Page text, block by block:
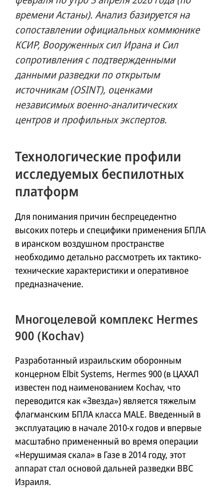
времени Астаны). Анализ базируется на
сопоставлении официальных коммюнике
КСИР, Вооруженных сил Ирана и Сил
сопротивления с подтвержденными
данными разведки по открытым
источникам (OSINT), оценками
независимых военно-аналитических
центров и профильных экспертов.
Технологические профили
исследуемых беспилотных
платформ
Для понимания причин беспрецедентно
высоких потерь и специфики применения БПЛА
в иранском воздушном пространстве
необходимо детально рассмотреть их тактико-
технические характеристики и оперативное
предназначение.
Многоцелевой комплекс Hermes
900 (Kochav)
Разработанный израильским оборонным
концерном Elbit Systems, Hermes 900 (в ЦАХАЛ
известен под наименованием Kochav, что
переводится как «Звезда») является тяжелым
флагманским БПЛА класса MALE. Введенный в
эксплуатацию в начале 2010-х годов и впервые
масштабно примененный во время операции
«Нерушимая скала» в Газе в 2014 году, этот
аппарат стал основой дальней разведки ВВС
Израиля.